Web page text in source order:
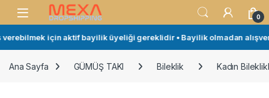
Skip to navigation
Skip to content
Open 0
için aktif bayilik üyeliği gereklidir • Bayilik olmadan alışveriş
Ana Sayfa GÜMÜŞ TAKI Bileklik Kadın